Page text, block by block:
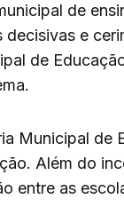
de
e
de
Municipal de
Além do
entre as